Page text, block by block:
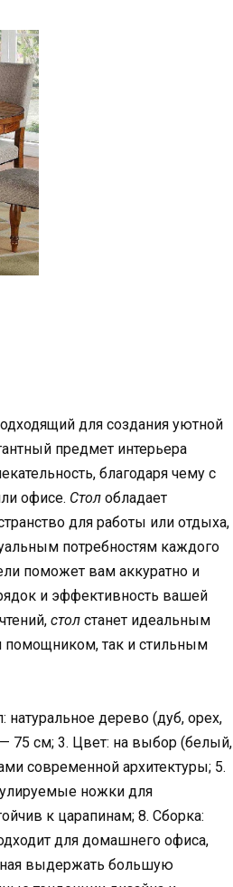
для создания уютной
предмет интерьера
благодаря чему с
офисе. Стол обладает
для работы или отдыха,
потребностям каждого
поможет вам аккуратно и
и эффективность вашей
стол станет идеальным
помощником, так и стильным
натуральное дерево (дуб, орех,
75 см; 3. Цвет: на выбор (белый,
современной архитектуры; 5.
ножки для
к царапинам; 8. Сборка:
для домашнего офиса,
выдержать большую